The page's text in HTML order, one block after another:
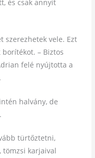
és csak annyit
szerezhetek vele. Ezt
– Biztos
felé nyújtotta a
halvány, de
türtőztetni,
tömzsi karjaival